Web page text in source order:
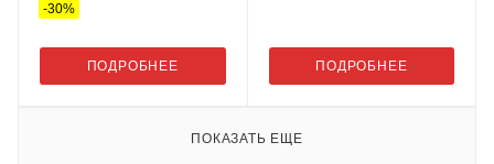
-30%
ПОДРОБНЕЕ ПОДРОБНЕЕ
ПОКАЗАТЬ ЕЩЕ